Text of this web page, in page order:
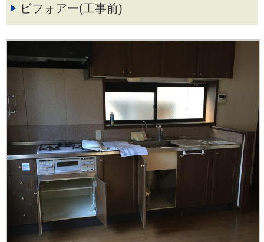
ビフォアー(工事前)